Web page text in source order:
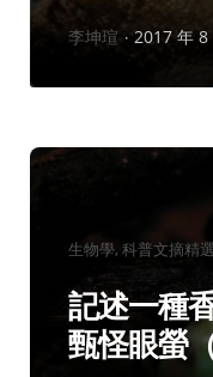
作
李坤瑄 2017 年 8
分
類：
生物學 科普文摘精選
記述一種
甄怪眼螢